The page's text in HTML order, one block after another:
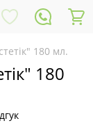
180 мл.
180